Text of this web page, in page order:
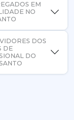
EM
NO
DOS
DE
DO